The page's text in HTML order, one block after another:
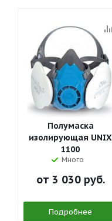
Полумаска
изолирующая UNIX
1100
Много
от 3 030 руб.
Подробнее